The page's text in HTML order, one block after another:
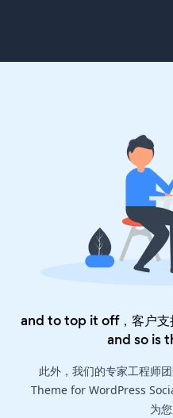
and to top it off，客户
and so is
此外，我们的专家工程师
Theme for WordPress
为您